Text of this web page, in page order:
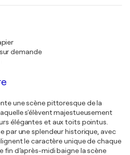
demande
une scène pittoresque de la
s'élèvent majestueusement
élégantes et aux toits pointus.
par une splendeur historique, avec
le caractère unique de chaque
fin d’après-midi baigne la scène